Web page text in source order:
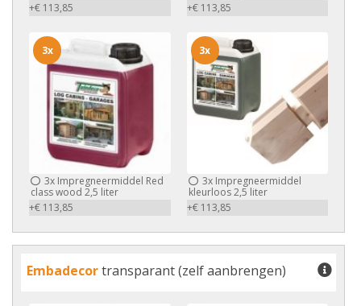
+€ 113,85
+€ 113,85
3x Impregneermiddel Red
class wood 2,5 liter
+€ 113,85
3x
3xImpregneermiddel
kleurloos 2,5 liter
+€ 113,85
3x
Embadecortransparant (zelf aanbrengen)